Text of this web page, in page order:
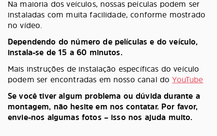
Na maioria dos veículos, nossas peículas podem ser
instaladas com muita facilidade, conforme mostrado
no vídeo.
Dependendo do número de películas e do veículo,
instala-se de 15 a 60 minutos.
Mais instruções de instalação específicas do veículo
podem ser encontradas em nosso canal doYouTube
Se você tiver algum problema ou dúvida durante a
montagem, não hesite em nos contatar. Por favor,
envie-nos algumas fotos – isso nos ajuda muito.